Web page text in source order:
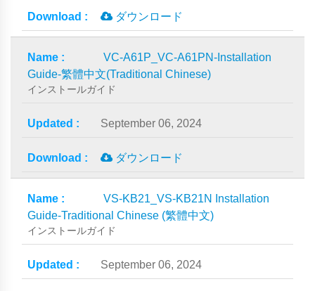
ダウンロード
VC-A61P_VC-A61PN-Installation
Guide-繁體中文(Traditional Chinese)
インストールガイド
September 06, 2024
ダウンロード
VS-KB21_VS-KB21N Installation
Guide-Traditional Chinese (繁體中文)
インストールガイド
September 06, 2024